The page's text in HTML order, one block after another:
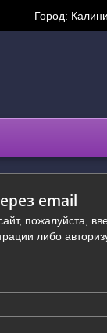
Город:
email
пожалуйста,
либо